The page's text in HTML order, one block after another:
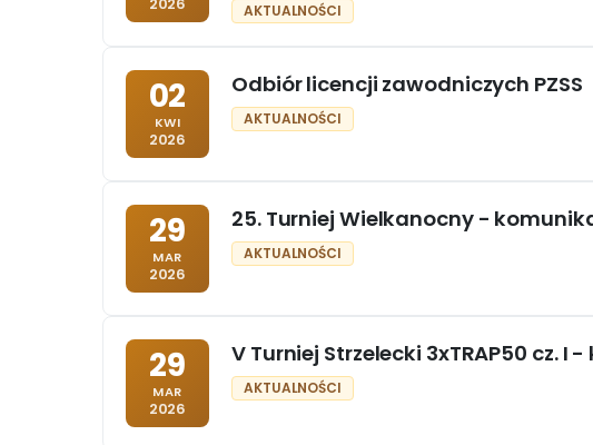
2026 AKTUALNOŚCI
02
KWI
2026
Odbiór licencji zawodniczych PZSS
AKTUALNOŚCI
29
MAR
2026
25. Turniej Wielkanocny -
AKTUALNOŚCI
29
MAR
2026
V Turniej Strzelecki 3xTRAP50 cz. I
AKTUALNOŚCI